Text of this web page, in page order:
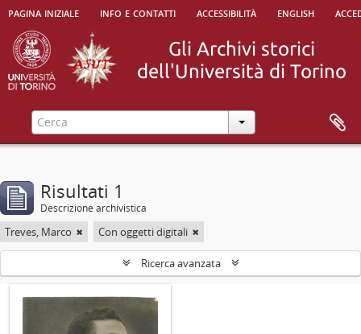
pagina iniziale info e contatti accessibilità english
Risultati 1
Descrizione archivistica
Treves, Marco Con oggetti digitali
Ricerca avanzata